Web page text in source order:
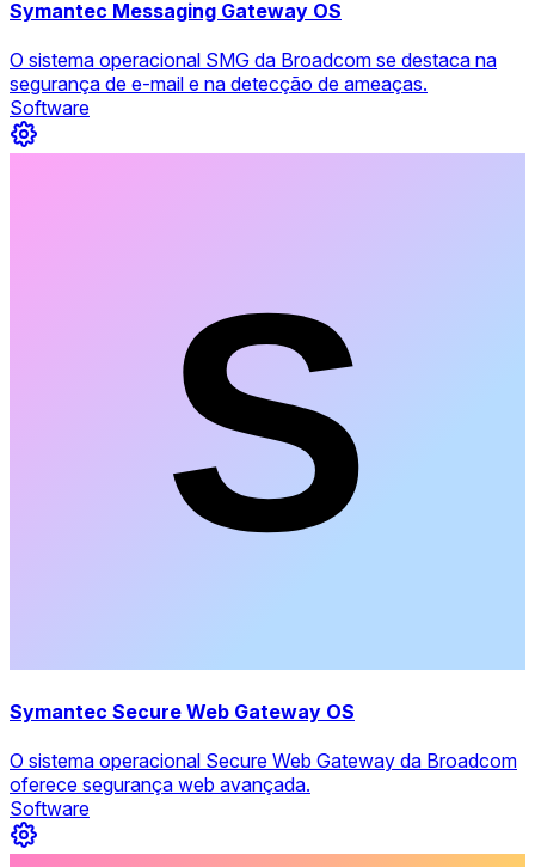
Symantec Messaging Gateway OS
O sistema operacional SMG da Broadcom se destaca na
segurança de e-mail e na detecção de ameaças.
Software
Symantec Secure Web Gateway OS
O sistema operacional Secure Web Gateway da Broadcom
oferece segurança web avançada.
Software